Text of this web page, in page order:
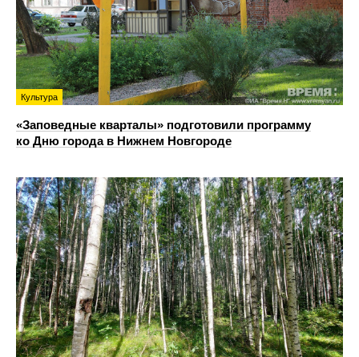
Культура
«Заповедные кварталы» подготовили программу
ко Дню города в Нижнем Новгороде